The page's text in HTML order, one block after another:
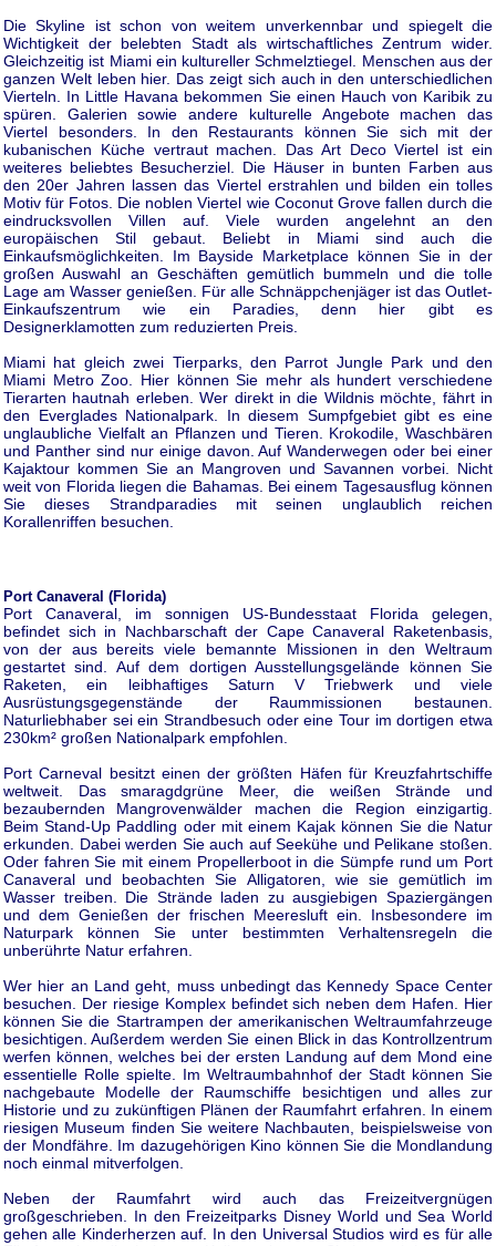
Die Skyline ist schon von weitem unverkennbar und spiegelt die
Wichtigkeit der belebten Stadt als wirtschaftliches Zentrum wider.
Gleichzeitig ist Miami ein kultureller Schmelztiegel. Menschen aus der
ganzen Welt leben hier. Das zeigt sich auch in den unterschiedlichen
Vierteln. In Little Havana bekommen Sie einen Hauch von Karibik zu
spüren. Galerien sowie andere kulturelle Angebote machen das
Viertel besonders. In den Restaurants können Sie sich mit der
kubanischen Küche vertraut machen. Das Art Deco Viertel ist ein
weiteres beliebtes Besucherziel. Die Häuser in bunten Farben aus
den 20er Jahren lassen das Viertel erstrahlen und bilden ein tolles
Motiv für Fotos. Die noblen Viertel wie Coconut Grove fallen durch die
eindrucksvollen Villen auf. Viele wurden angelehnt an den
europäischen Stil gebaut. Beliebt in Miami sind auch die
Einkaufsmöglichkeiten. Im Bayside Marketplace können Sie in der
großen Auswahl an Geschäften gemütlich bummeln und die tolle
Lage am Wasser genießen. Für alle Schnäppchenjäger ist das Outlet-
Einkaufszentrum wie ein Paradies, denn hier gibt es
Designerklamotten zum reduzierten Preis.
Miami hat gleich zwei Tierparks, den Parrot Jungle Park und den
Miami Metro Zoo. Hier können Sie mehr als hundert verschiedene
Tierarten hautnah erleben. Wer direkt in die Wildnis möchte, fährt in
den Everglades Nationalpark. In diesem Sumpfgebiet gibt es eine
unglaubliche Vielfalt an Pflanzen und Tieren. Krokodile, Waschbären
und Panther sind nur einige davon. Auf Wanderwegen oder bei einer
Kajaktour kommen Sie an Mangroven und Savannen vorbei. Nicht
weit von Florida liegen die Bahamas. Bei einem Tagesausflug können
Sie dieses Strandparadies mit seinen unglaublich reichen
Korallenriffen besuchen.
Port Canaveral (Florida)
Port Canaveral, im sonnigen US-Bundesstaat Florida gelegen,
befindet sich in Nachbarschaft der Cape Canaveral Raketenbasis,
von der aus bereits viele bemannte Missionen in den Weltraum
gestartet sind. Auf dem dortigen Ausstellungsgelände können Sie
Raketen, ein leibhaftiges Saturn V Triebwerk und viele
Ausrüstungsgegenstände der Raummissionen bestaunen.
Naturliebhaber sei ein Strandbesuch oder eine Tour im dortigen etwa
230km² großen Nationalpark empfohlen.
Port Carneval besitzt einen der größten Häfen für Kreuzfahrtschiffe
weltweit. Das smaragdgrüne Meer, die weißen Strände und
bezaubernden Mangrovenwälder machen die Region einzigartig.
Beim Stand-Up Paddling oder mit einem Kajak können Sie die Natur
erkunden. Dabei werden Sie auch auf Seekühe und Pelikane stoßen.
Oder fahren Sie mit einem Propellerboot in die Sümpfe rund um Port
Canaveral und beobachten Sie Alligatoren, wie sie gemütlich im
Wasser treiben. Die Strände laden zu ausgiebigen Spaziergängen
und dem Genießen der frischen Meeresluft ein. Insbesondere im
Naturpark können Sie unter bestimmten Verhaltensregeln die
unberührte Natur erfahren.
Wer hier an Land geht, muss unbedingt das Kennedy Space Center
besuchen. Der riesige Komplex befindet sich neben dem Hafen. Hier
können Sie die Startrampen der amerikanischen Weltraumfahrzeuge
besichtigen. Außerdem werden Sie einen Blick in das Kontrollzentrum
werfen können, welches bei der ersten Landung auf dem Mond eine
essentielle Rolle spielte. Im Weltraumbahnhof der Stadt können Sie
nachgebaute Modelle der Raumschiffe besichtigen und alles zur
Historie und zu zukünftigen Plänen der Raumfahrt erfahren. In einem
riesigen Museum finden Sie weitere Nachbauten, beispielsweise von
der Mondfähre. Im dazugehörigen Kino können Sie die Mondlandung
noch einmal mitverfolgen.
Neben der Raumfahrt wird auch das Freizeitvergnügen
großgeschrieben. In den Freizeitparks Disney World und Sea World
gehen alle Kinderherzen auf. In den Universal Studios wird es für alle